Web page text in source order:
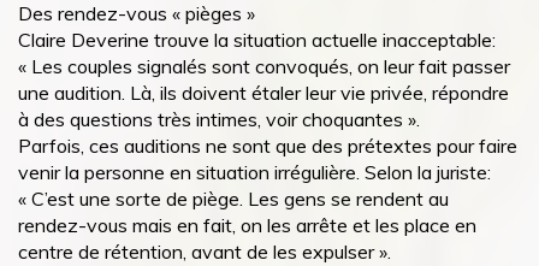
Des rendez-vous « pièges »
Claire Deverine trouve la situation actuelle inacceptable:
« Les couples signalés sont convoqués, on leur fait passer
une audition. Là, ils doivent étaler leur vie privée, répondre
à des questions très intimes, voir choquantes ».
Parfois, ces auditions ne sont que des prétextes pour faire
venir la personne en situation irrégulière. Selon la juriste:
« C’est une sorte de piège. Les gens se rendent au
rendez-vous mais en fait, on les arrête et les place en
centre de rétention, avant de les expulser ».